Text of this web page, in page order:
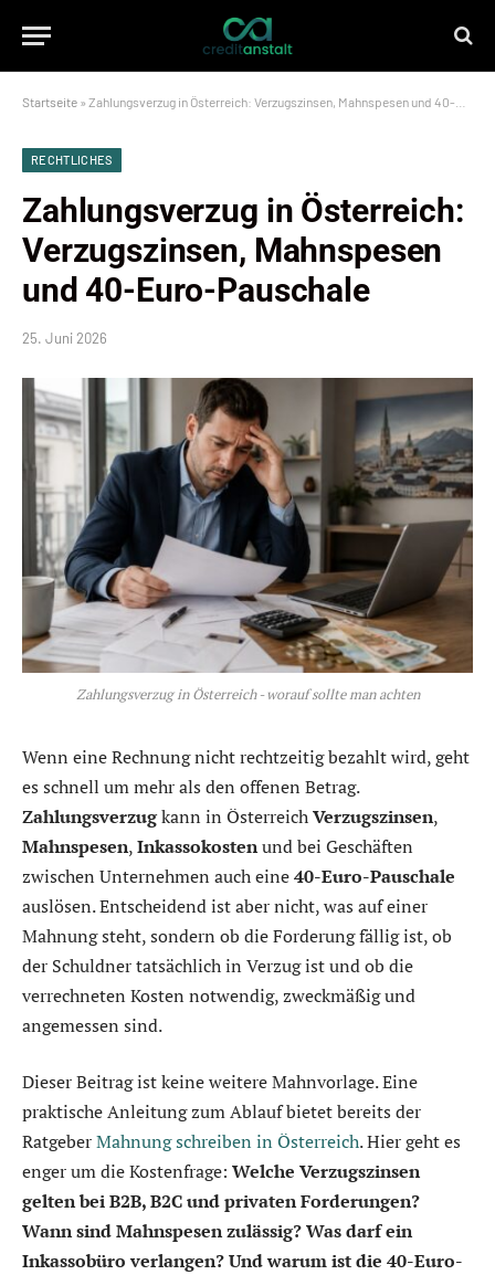
Startseite » Zahlungsverzug in Österreich: Verzugszinsen, Mahnspesen und 40-Euro-Pauschale
RECHTLICHES
Zahlungsverzug in Österreich:
Verzugszinsen, Mahnspesen
und 40-Euro-Pauschale
25. Juni 2026
Zahlungsverzug in Österreich - worauf sollte man achten
Wenn eine Rechnung nicht rechtzeitig bezahlt wird, geht
es schnell um mehr als den offenen Betrag.
Zahlungsverzugkann in ÖsterreichVerzugszinsen,
Mahnspesen,Inkassokostenund bei Geschäften
zwischen Unternehmen auch eine40-Euro-Pauschale
auslösen. Entscheidend ist aber nicht, was auf einer
Mahnung steht, sondern ob die Forderung fällig ist, ob
der Schuldner tatsächlich in Verzug ist und ob die
verrechneten Kosten notwendig, zweckmäßig und
angemessen sind.
Dieser Beitrag ist keine weitere Mahnvorlage. Eine
praktische Anleitung zum Ablauf bietet bereits der
RatgeberMahnung schreiben in Österreich. Hier geht es
enger um die Kostenfrage: Welche Verzugszinsen
gelten bei B2B, B2C und privaten Forderungen?
Wann sind Mahnspesen zulässig? Was darf ein
Inkassobüro verlangen? Und warum ist die 40-Euro-